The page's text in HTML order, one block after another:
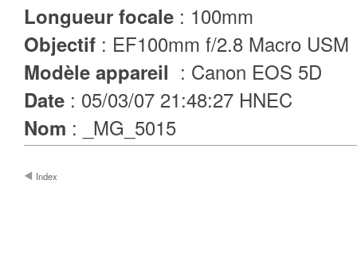
Longueur focale : 100mm
Objectif : EF100mm f/2.8 Macro USM
Modèle appareil : Canon EOS 5D
Date : 05/03/07 21:48:27 HNEC
Nom : _MG_5015
Index